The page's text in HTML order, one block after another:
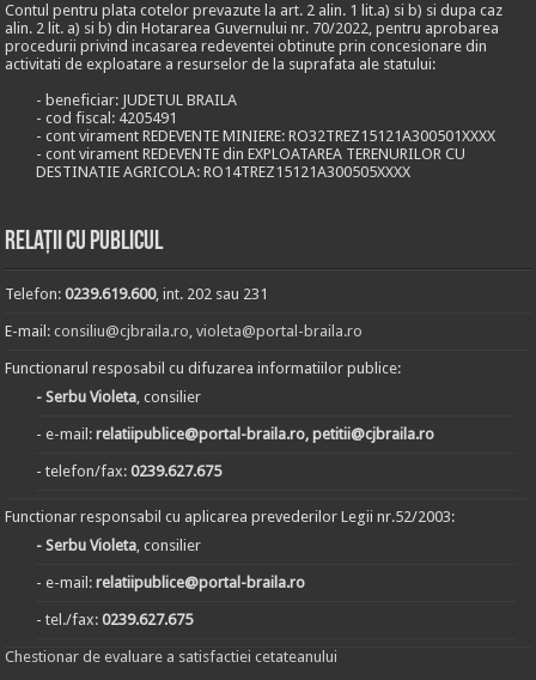
Contul pentru plata cotelor prevazute la art. 2 alin. 1 lit.a) si b) si dupa caz
alin. 2 lit. a) si b) din Hotararea Guvernului nr. 70/2022, pentru aprobarea
procedurii privind incasarea redeventei obtinute prin concesionare din
activitati de exploatare a resurselor de la suprafata ale statului:
- beneficiar: JUDETUL BRAILA
- cod fiscal: 4205491
- cont virament REDEVENTE MINIERE: RO32TREZ15121A300501XXXX
- cont virament REDEVENTE din EXPLOATAREA TERENURILOR CU
DESTINATIE AGRICOLA: RO14TREZ15121A300505XXXX
Relații cu publicul
Telefon:0239.619.600, int. 202 sau 231
E-mail:consiliu@cjbraila.ro,violeta@portal-braila.ro
Functionarul resposabil cu difuzarea informatiilor publice:
- Serbu Violeta, consilier
- e-mail:relatiipublice@portal-braila.ro, petitii@cjbraila.ro
- telefon/fax:0239.627.675
Functionar responsabil cu aplicarea prevederilor Legii nr.52/2003:
- Serbu Violeta, consilier
- e-mail:relatiipublice@portal-braila.ro
- tel./fax:0239.627.675
Chestionar de evaluare a satisfactiei cetateanului